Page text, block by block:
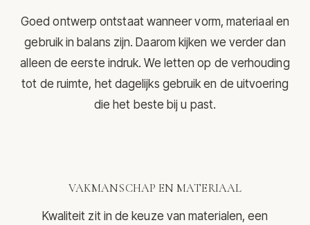
Goed ontwerp ontstaat wanneer vorm, materiaal en
gebruik in balans zijn. Daarom kijken we verder dan
alleen de eerste indruk. We letten op de verhouding
tot de ruimte, het dagelijks gebruik en de uitvoering
die het beste bij u past.
VAKMANSCHAP EN MATERIAAL
Kwaliteit zit in de keuze van materialen, een